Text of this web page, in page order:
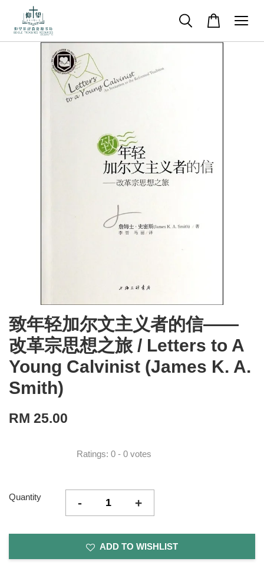
致年轻加尔文主义者的信——
改革宗思想之旅 / Letters to A
Young Calvinist (James K. A.
Smith)
RM 25.00
Ratings: 0 - 0 votes
Quantity - +
ADD TO WISHLIST